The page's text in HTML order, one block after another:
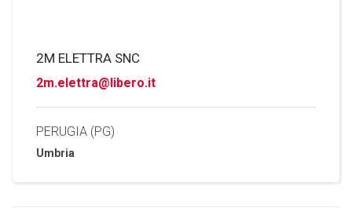
2M ELETTRA SNC
2m.elettra@libero.it
PERUGIA (PG)
Umbria